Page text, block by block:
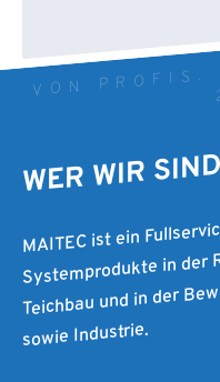
VON
WER WIR
MAITEC ist ein
Systemprodukte in
Teichbau und in der
sowie Industrie.